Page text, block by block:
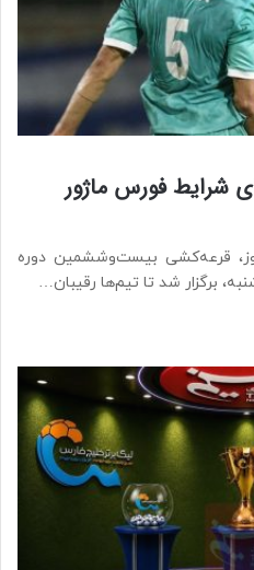
شرایط فورس ماژور
قرعه‌کشی بیست‌وششمین دوره
برگزار شد تا تیم‌ها رقیبان…